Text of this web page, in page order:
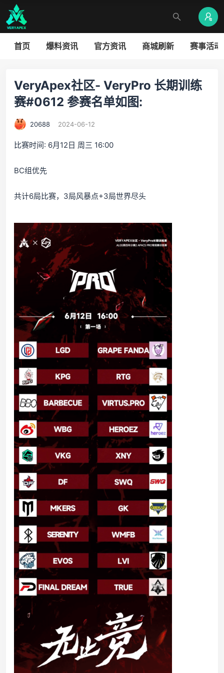
首页 爆料资讯 官方资讯 商城刷新 赛事活动
VeryApex社区- VeryPro 长期训练
赛#0612 参赛名单如图:
20688 2024-06-12
比赛时间: 6月12日 周三 16:00
BC组优先
共计6局比赛，3局风暴点+3局世界尽头